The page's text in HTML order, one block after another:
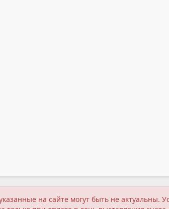
на сайте могут быть не актуальны.